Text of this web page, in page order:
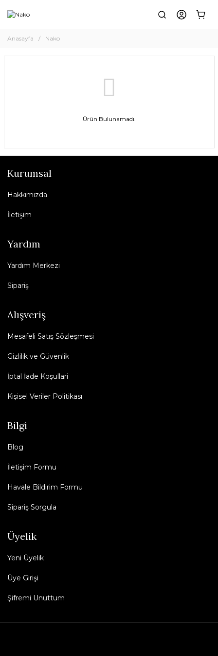
Anasayfa Nako
Ürün Bulunamadı.
Kurumsal
Hakkımızda
İletişim
Yardım
Yardım Merkezi
Sipariş
Alışveriş
Mesafeli Satış Sözleşmesi
Gizlilik ve Güvenlik
İptal İade Koşullari
Kişisel Veriler Politikası
Bilgi
Blog
İletişim Formu
Havale Bildirim Formu
Sipariş Sorgula
Üyelik
Yeni Üyelik
Üye Girişi
Şifremi Unuttum